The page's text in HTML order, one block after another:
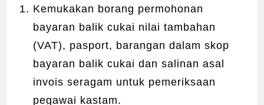
Kemukakan borang permohonan
bayaran balik cukai nilai tambahan
(VAT), pasport, barangan dalam skop
bayaran balik cukai dan salinan asal
invois seragam untuk pemeriksaan
pegawai kastam.